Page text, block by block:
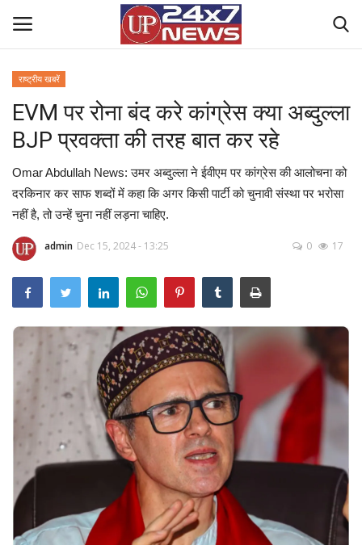
Home
Contact Us
राष्ट्रीय खबरें
उत्तर प्रदेश
बिज़नेस
मनोरंजन
Gallery
क्रिकेट
अजब गज़ब
राष्ट्रीय खबरें
EVM पर रोना बंद करे कांग्रेस क्या अब्दुल्ला
BJP प्रवक्ता की तरह बात कर रहे
Omar Abdullah News: उमर अब्दुल्ला ने ईवीएम पर कांग्रेस की आलोचना को
दरकिनार कर साफ शब्दों में कहा कि अगर किसी पार्टी को चुनावी संस्था पर भरोसा
नहीं है, तो उन्हें चुना नहीं लड़ना चाहिए.
admin Dec 15, 2024 - 13:25 0 17